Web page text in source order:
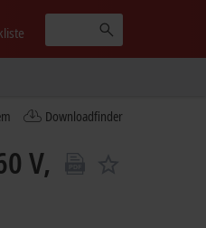
Downloadfinder
V,